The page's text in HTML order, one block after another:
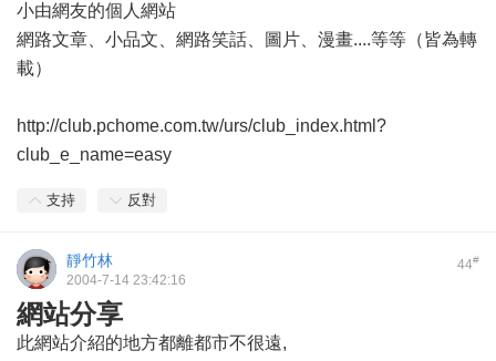
小由網友的個人網站
網路文章、小品文、網路笑話、圖片、漫畫....等等（皆為轉
載）
http://club.pchome.com.tw/urs/club_index.html?
club_e_name=easy
支持 反對
44#
靜竹林
2004-7-14 23:42:16
網站分享
此網站介紹的地方都離都市不很遠,